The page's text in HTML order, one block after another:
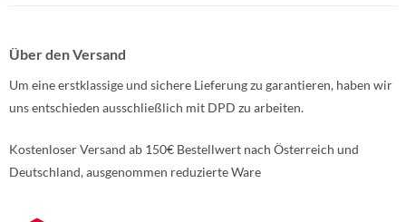
Über den Versand
Um eine erstklassige und sichere Lieferung zu garantieren, haben wir
uns entschieden ausschließlich mit DPD zu arbeiten.
Kostenloser Versand ab 150€ Bestellwert nach Österreich und
Deutschland, ausgenommen reduzierte Ware